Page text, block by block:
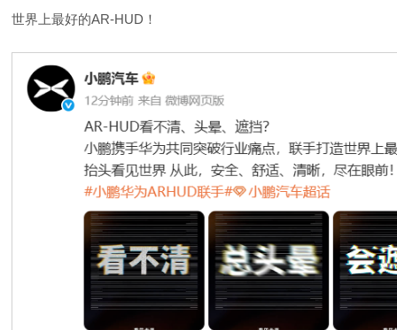
世界上最好的AR-HUD！